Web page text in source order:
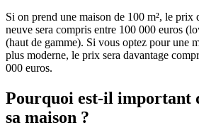
Si on prend une maison de 100 m², le prix
neuve sera compris entre 100 000 euros
(haut de gamme). Si vous optez pour une
plus moderne, le prix sera davantage
000 euros.
Pourquoi est-il important
sa maison ?